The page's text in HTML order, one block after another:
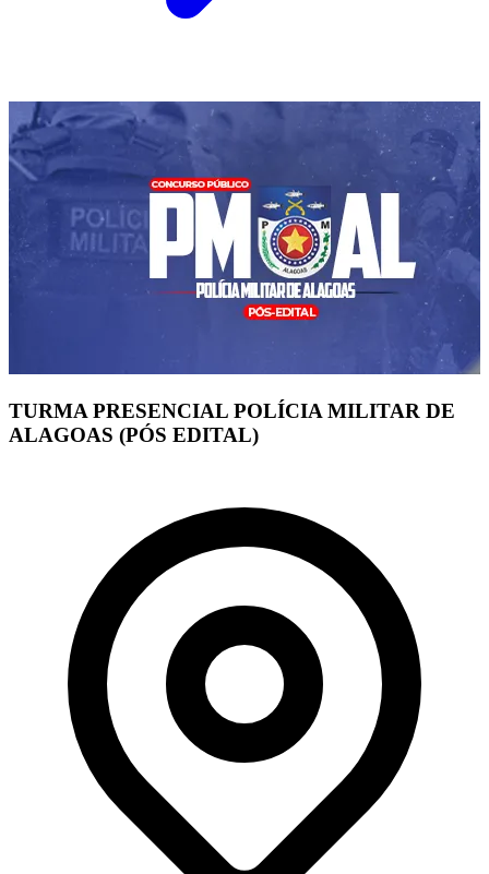
TURMA PRESENCIAL POLÍCIA MILITAR DE
ALAGOAS (PÓS EDITAL)